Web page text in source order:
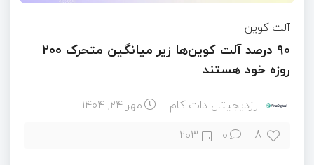
آلت کوین
۹۰ درصد آلت کوین‌ها زیر میانگین متحرک ۲۰۰
روزه خود هستند
ارزدیجیتال دات کام مهر ۲۴, ۱۴۰۴
8
0
203